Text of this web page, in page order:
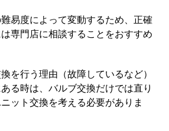
易度によって変動するため、正確
専門店に相談することをおすすめ
を行う理由（故障しているなど）
る時は、バルブ交換だけでは直り
ット交換を考える必要がありま